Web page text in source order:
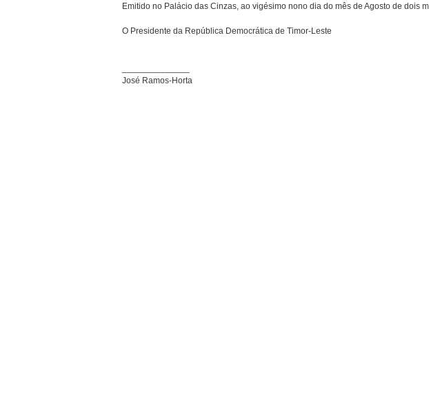
Emitido no Palácio das Cinzas, ao vigésimo nono dia do mês de Agosto de dois
O Presidente da República Democrática de Timor-Leste
José Ramos-Horta